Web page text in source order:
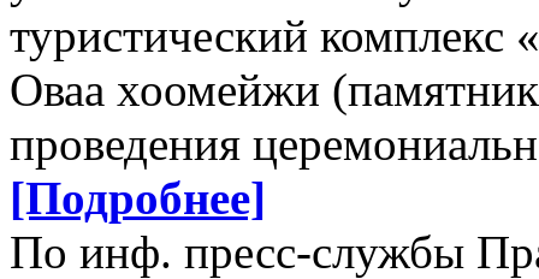
туристический
Оваа хоомейжи
проведения
[Подробнее]
По инф. пресс-службы